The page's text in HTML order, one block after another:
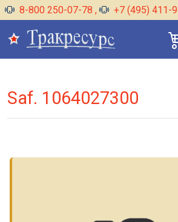
8-800 250-07-78 ,
+7 (495) 411-
Saf. 1064027300